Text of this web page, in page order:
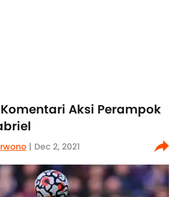
Aksi Perampok
| Dec 2, 2021